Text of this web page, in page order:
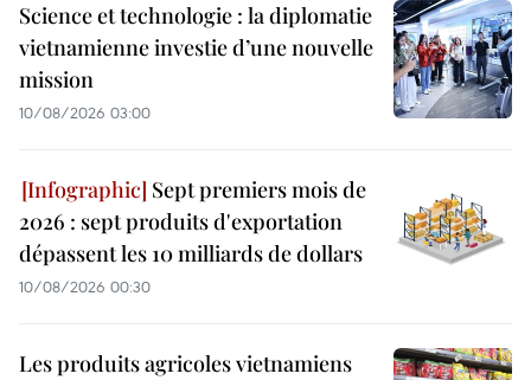
Science et technologie : la diplomatie
vietnamienne investie d’une nouvelle
mission
10/08/2026 03:00
Sept premiers mois de
2026 : sept produits d'exportation
dépassent les 10 milliards de dollars
10/08/2026 00:30
Les produits agricoles vietnamiens